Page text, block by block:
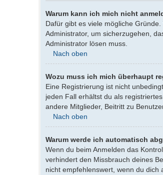
Warum kann ich mich nicht
Dafür gibt es viele mögliche
Administrator, um sicherzugehen,
Administrator lösen muss.
Nach oben
Wozu muss ich mich überhaupt
Eine Registrierung ist nicht
jeden Fall erhältst du als
andere Mitglieder, Beitritt zu
Nach oben
Warum werde ich automatisch
Wenn du beim Anmelden das
verhindert den Missbrauch deines
nicht empfehlenswert, wenn du